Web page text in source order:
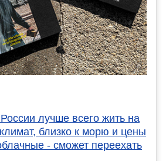
лучше всего жить на
близко к морю и цены
- сможет переехать